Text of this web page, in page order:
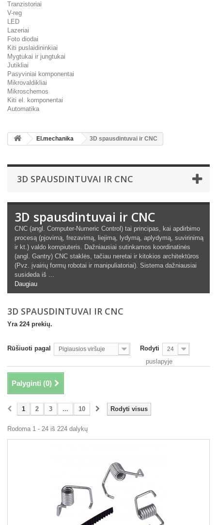
Tranzistoriai
V-reg
LED
Lazeriai
Foto diodai
Kiti puslaidininkiai
Mygtukai ir jungtukai
Jutikliai
Pasyviniai komponentai
Mikrovaldikliai
Mikroschemos
Kiti el. komponentai
Automatika
El.mechanika 3D spausdintuvai ir CNC
3D SPAUSDINTUVAI IR CNC
3D spausdintuvai ir CNC
CNC (angl. Computer-Numeric Control) tai principas, kai apdirbimo
procesą (pjovimą, frezavimą, liejimą, lydymą, aplydymą, suvirinimą
ir kt.) valdo kompiuteris. Dažniausiai sutinkamos koordinatinės
(angl. Gantry) CNC staklės, tačiau neretai ir kitokios architektūros
(Pvz. įvairių formų robotai ir manipuliatoriai). Sistema dažniausiai
susideda iš ...
Daugiau
3D SPAUSDINTUVAI IR CNC
Yra 224 prekių.
Rūšiuoti pagal Pigiausios viršuje Rodyti 24
puslapyje
Palyginti (0)
Rodyti visus
1 2 3 ... 10
Rodoma 1 - 24 iš 224 dalykų